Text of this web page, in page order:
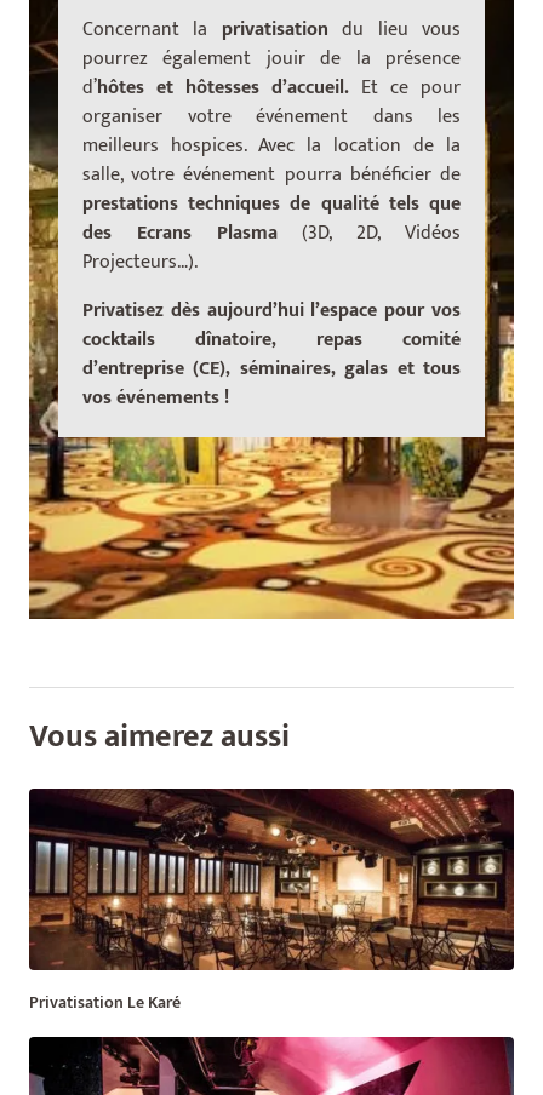
Concernant la privatisationdu lieu vous
pourrez également jouir de la présence
d’hôtes et hôtesses d’accueil. Et ce pour
organiser votre événement dans les
meilleurs hospices. Avec la location de la
salle, votre événement pourra bénéficier de
prestations techniques de qualité tels que
des Ecrans Plasma(3D, 2D, Vidéos
Projecteurs…).
Privatisez dès aujourd’hui l’espace pour vos
cocktails dînatoire, repas comité
d’entreprise (CE), séminaires, galas et tous
vos événements !
Vous aimerez aussi
Privatisation Le Karé